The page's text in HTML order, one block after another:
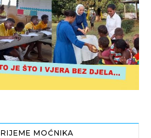
MOĆNIKA